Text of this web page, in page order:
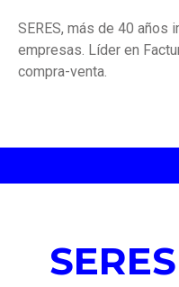
SERES, más de 40 años
empresas. Líder en
compra-venta.